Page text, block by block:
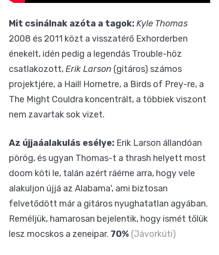
Mit csinálnak azóta a tagok:Kyle Thomas
2008 és 2011 közt a visszatérő Exhorderben
énekelt, idén pedig a legendás Trouble-höz
csatlakozott,Erik Larson (gitáros) számos
projektjére, a Hail! Hornetre, a Birds of Prey-re, a
The Might Couldra koncentrált, a többiek viszont
nem zavartak sok vizet.
Az újjaáalakulás esélye: Erik Larson állandóan
pörög, és ugyan Thomas-t a thrash helyett most
doom köti le, talán azért ráérne arra, hogy vele
alakuljon újjá az Alabama', ami biztosan
felvetődött már a gitáros nyughatatlan agyában.
Reméljük, hamarosan bejelentik, hogy ismét tőlük
lesz mocskos a zeneipar. 70% (Jávorkúti)